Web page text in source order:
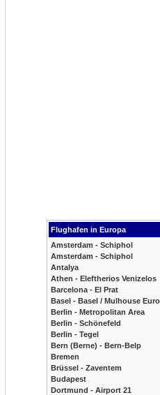
Flughafen in Europa
Amsterdam - Schiphol
Amsterdam - Schiphol
Antalya
Athen - Eleftherios Venizelos
Barcelona - El Prat
Basel - Basel / Mulhouse
Berlin - Metropolitan Area
Berlin - Schönefeld
Berlin - Tegel
Bern (Berne) - Bern-Belp
Bremen
Brüssel - Zaventem
Budapest
Dortmund - Airport 21